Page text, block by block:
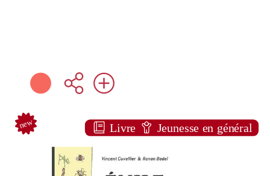
Livre Jeunesse en général
new
Emile et le chien [32]
Vincent CUVELLIER